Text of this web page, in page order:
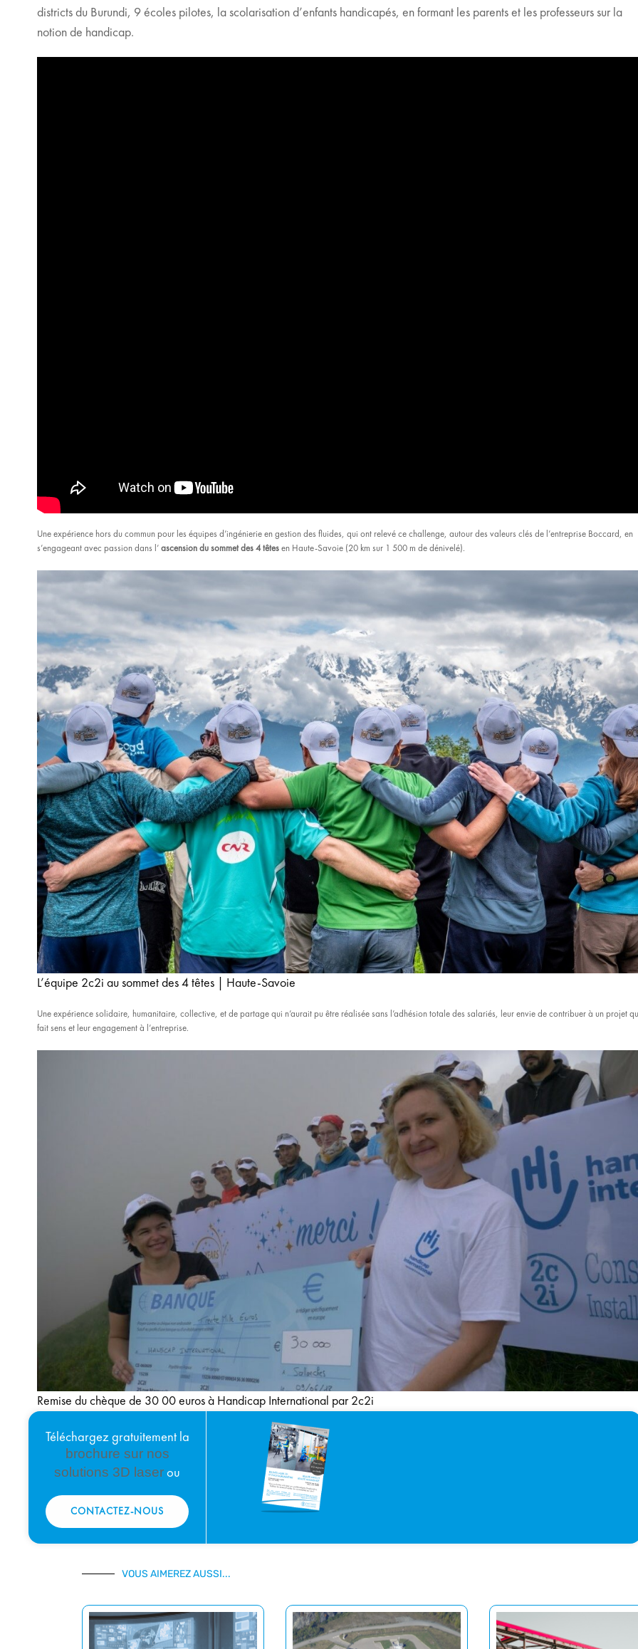
districts du Burundi, 9 écoles pilotes, la scolarisation d’enfants handicapés, en formant les parents et les professeurs sur la
notion de handicap.
Une expérience hors du commun pour les équipes d’ingénierie en gestion des fluides, qui ont relevé ce challenge, autour des valeurs clés de l’entreprise Boccard, en
s’engageant avec passion dans l’ ascension du sommet des 4 têtes en Haute-Savoie (20 km sur 1 500 m de dénivelé).
L’équipe 2c2i au sommet des 4 têtes | Haute-Savoie
Une expérience solidaire, humanitaire, collective, et de partage qui n’aurait pu être réalisée sans l’adhésion totale des salariés, leur envie de contribuer à un projet
fait sens et leur engagement à l’entreprise.
Remise du chèque de 30 00 euros à Handicap International par 2c2i
Téléchargez gratuitement la
brochure sur nos
solutions 3D laser ou
CONTACTEZ-NOUS
VOUS AIMEREZ AUSSI...